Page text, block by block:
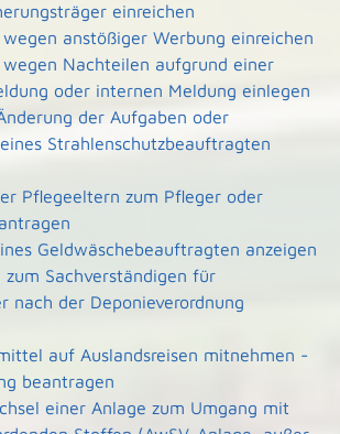
einreichen
wegen anstößiger Werbung einreichen
wegen Nachteilen aufgrund einer
oder internen Meldung einlegen
der Aufgaben oder
Strahlenschutzbeauftragten
Pflegeeltern zum Pfleger oder
Geldwäschebeauftragten anzeigen
zum Sachverständigen für
nach der Deponieverordnung
auf Auslandsreisen mitnehmen -
beantragen
einer Anlage zum Umgang mit